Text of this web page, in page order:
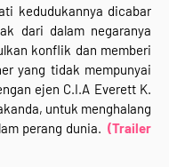
kedudukannya dicabar
dari dalam negaranya
konflik dan memberi
yang tidak mempunyai
ejen C.I.A Everett K.
untuk menghalang
perang dunia. (Trailer